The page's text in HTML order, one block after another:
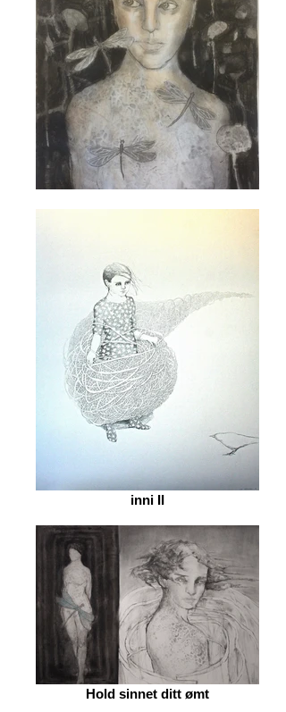
inni II
Hold sinnet ditt ømt